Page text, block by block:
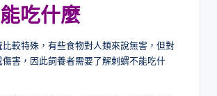
吃什麼
較特殊，有些食物對人類來說無害，但對
害，因此飼養者需要了解刺蝟不能吃什